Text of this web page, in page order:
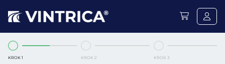
KROK 1 KROK 2 KROK 3